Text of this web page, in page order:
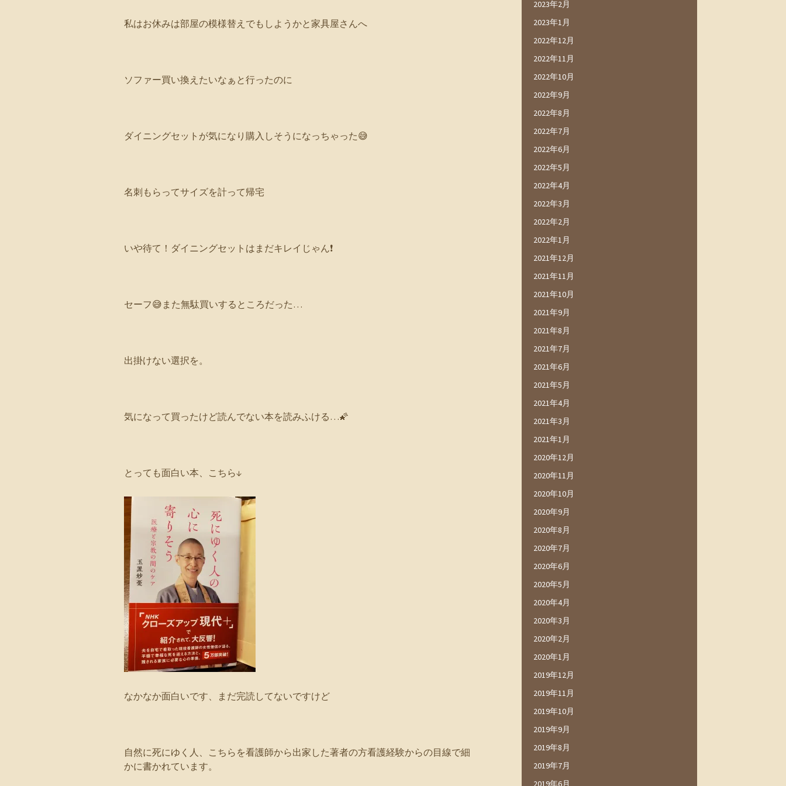
私はお休みは部屋の模様替えでもしようかと家具屋さんへ
ソファー買い換えたいなぁと行ったのに
ダイニングセットが気になり購入しそうになっちゃった😅
名刺もらってサイズを計って帰宅
いや待て！ダイニングセットはまだキレイじゃん❗
セーフ😅また無駄買いするところだった…
出掛けない選択を。
気になって買ったけど読んでない本を読みふける…🌠
とっても面白い本、こちら↓
なかなか面白いです、まだ完読してないですけど
自然に死にゆく人、こちらを看護師から出家した著者の方看護経験からの目線で細
かに書かれています。
2023年2月
2023年1月
2022年12月
2022年11月
2022年10月
2022年9月
2022年8月
2022年7月
2022年6月
2022年5月
2022年4月
2022年3月
2022年2月
2022年1月
2021年12月
2021年11月
2021年10月
2021年9月
2021年8月
2021年7月
2021年6月
2021年5月
2021年4月
2021年3月
2021年1月
2020年12月
2020年11月
2020年10月
2020年9月
2020年8月
2020年7月
2020年6月
2020年5月
2020年4月
2020年3月
2020年2月
2020年1月
2019年12月
2019年11月
2019年10月
2019年9月
2019年8月
2019年7月
2019年6月